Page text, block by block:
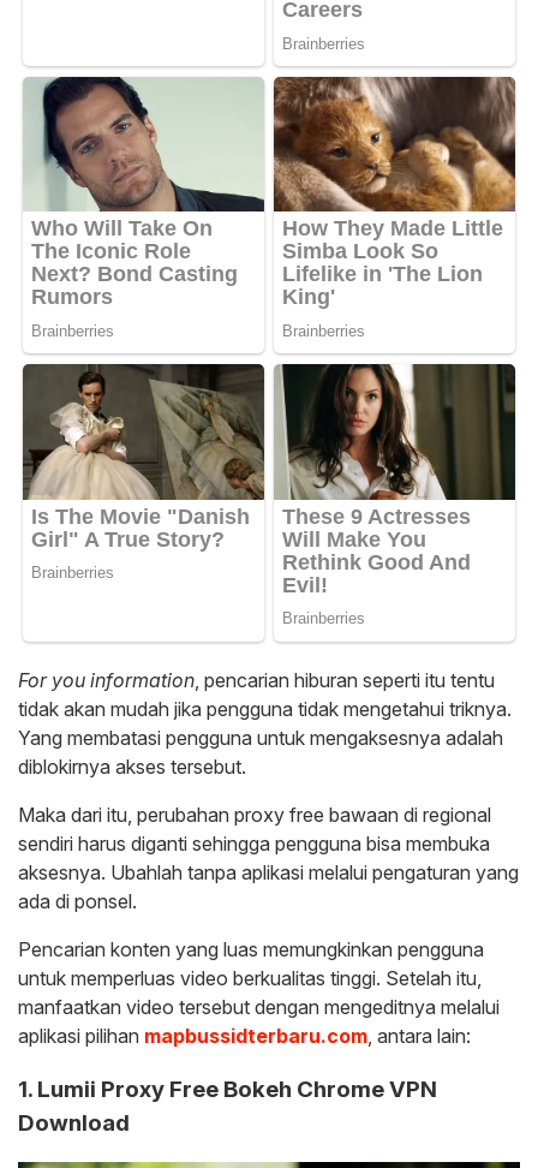
For you information , pencarian hiburan seperti itu tentu
tidak akan mudah jika pengguna tidak mengetahui triknya.
Yang membatasi pengguna untuk mengaksesnya adalah
diblokirnya akses tersebut.
Maka dari itu, perubahan proxy free bawaan di regional
sendiri harus diganti sehingga pengguna bisa membuka
aksesnya. Ubahlah tanpa aplikasi melalui pengaturan yang
ada di ponsel.
Pencarian konten yang luas memungkinkan pengguna
untuk memperluas video berkualitas tinggi. Setelah itu,
manfaatkan video tersebut dengan mengeditnya melalui
aplikasi pilihan mapbussidterbaru.com , antara lain:
1. Lumii Proxy Free Bokeh Chrome VPN
Download